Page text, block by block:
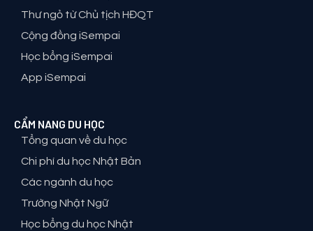
Thư ngỏ từ Chủ tịch HĐQT
Cộng đồng iSempai
Học bổng iSempai
App iSempai
CẨM NANG DU HỌC
Tổng quan về du học
Chi phí du học Nhật Bản
Các ngành du học
Trường Nhật Ngữ
Học bổng du học Nhật